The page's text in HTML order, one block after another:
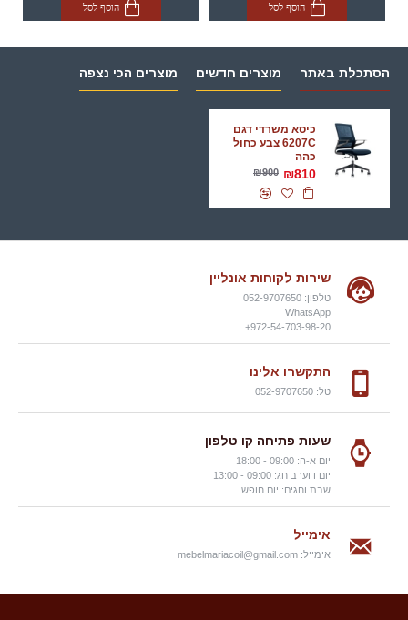
הוסף לסל הוסף לסל
הסתכלת באתר מוצרים חדשים מוצרים הכי נצפה
כיסא משרדי דגם
6207C צבע כחול
כהה
₪810
₪900
שירות לקוחות אונליין
טלפון: 052-9707650
WhatsApp
972-54-703-98-20+
התקשרו אלינו
טל: 052-9707650
שעות פתיחה קו טלפון
יום א-ה: 09:00 - 18:00
יום ו וערב חג: 09:00 - 13:00
שבת וחגים: יום חופש
אימייל
אימייל: mebelmariacoil@gmail.com